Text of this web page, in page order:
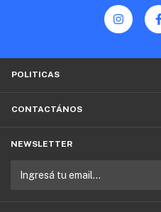
POLITICAS
CONTACTÁNOS
NEWSLETTER